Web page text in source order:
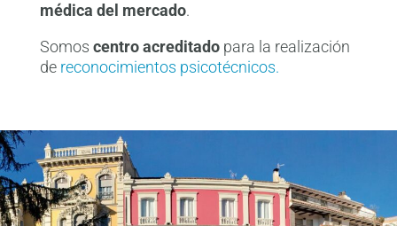
médica del mercado.
Somos centro acreditadopara la realización
de reconocimientos psicotécnicos.